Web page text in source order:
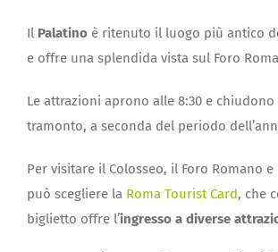
Il Palatino è ritenuto il luogo più antico
e offre una splendida vista sul Foro
Le attrazioni aprono alle 8:30 e
tramonto, a seconda del periodo
Per visitare il Colosseo, il Foro Romano
può scegliere la Roma Tourist Card, che
biglietto offre l’ingresso a diverse